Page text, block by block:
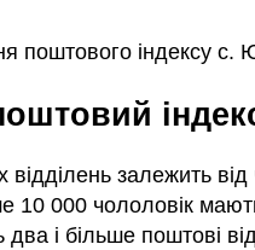
поштового індексу с.
поштовий
відділень залежить
10 000 чололовік
і більше поштові